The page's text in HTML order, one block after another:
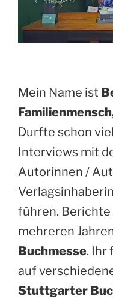
Mein Name ist
Durfte schon
Interviews mit
Autorinnen /
führen. Berichte
mehreren
Buchmesse. Ihr
auf
Stuttgarter